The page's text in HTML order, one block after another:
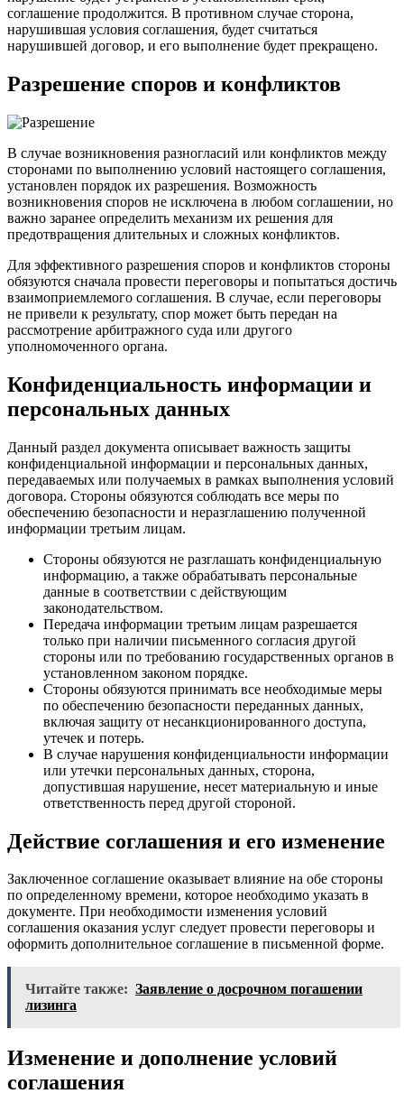
соглашение продолжится. В противном случае сторона,
нарушившая условия соглашения, будет считаться
нарушившей договор, и его выполнение будет прекращено.
Разрешение споров и конфликтов
В случае возникновения разногласий или конфликтов между
сторонами по выполнению условий настоящего соглашения,
установлен порядок их разрешения. Возможность
возникновения споров не исключена в любом соглашении, но
важно заранее определить механизм их решения для
предотвращения длительных и сложных конфликтов.
Для эффективного разрешения споров и конфликтов стороны
обязуются сначала провести переговоры и попытаться достичь
взаимоприемлемого соглашения. В случае, если переговоры
не привели к результату, спор может быть передан на
рассмотрение арбитражного суда или другого
уполномоченного органа.
Конфиденциальность информации и
персональных данных
Данный раздел документа описывает важность защиты
конфиденциальной информации и персональных данных,
передаваемых или получаемых в рамках выполнения условий
договора. Стороны обязуются соблюдать все меры по
обеспечению безопасности и неразглашению полученной
информации третьим лицам.
Стороны обязуются не разглашать конфиденциальную
информацию, а также обрабатывать персональные
данные в соответствии с действующим
законодательством.
Передача информации третьим лицам разрешается
только при наличии письменного согласия другой
стороны или по требованию государственных органов в
установленном законом порядке.
Стороны обязуются принимать все необходимые меры
по обеспечению безопасности переданных данных,
включая защиту от несанкционированного доступа,
утечек и потерь.
В случае нарушения конфиденциальности информации
или утечки персональных данных, сторона,
допустившая нарушение, несет материальную и иные
ответственность перед другой стороной.
Действие соглашения и его изменение
Заключенное соглашение оказывает влияние на обе стороны
по определенному времени, которое необходимо указать в
документе. При необходимости изменения условий
соглашения оказания услуг следует провести переговоры и
оформить дополнительное соглашение в письменной форме.
Читайте также: Заявление о досрочном погашении
лизинга
Изменение и дополнение условий
соглашения